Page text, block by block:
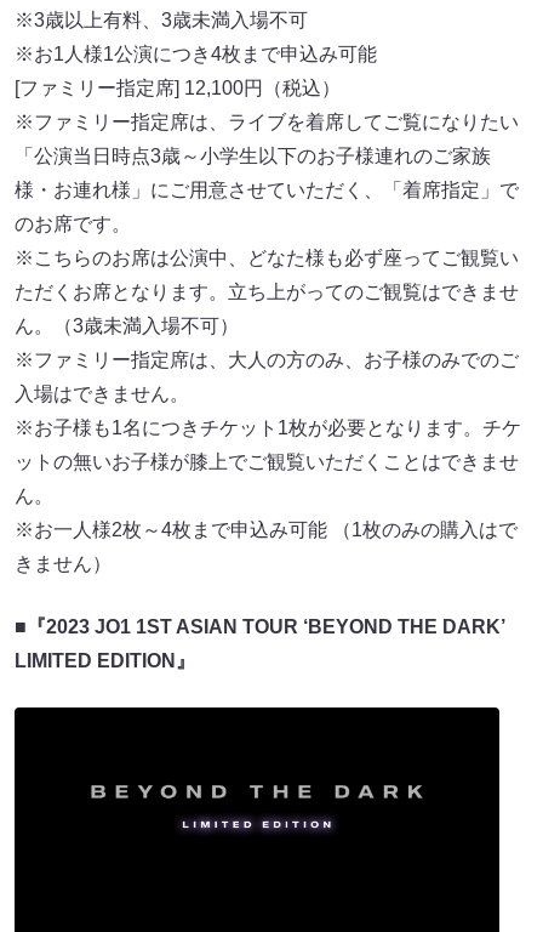
※3歳以上有料、3歳未満入場不可
※お1人様1公演につき4枚まで申込み可能
[ファミリー指定席] 12,100円（税込）
※ファミリー指定席は、ライブを着席してご覧になりたい
「公演当日時点3歳～小学生以下のお子様連れのご家族
様・お連れ様」にご用意させていただく、「着席指定」で
のお席です。
※こちらのお席は公演中、どなた様も必ず座ってご観覧い
ただくお席となります。立ち上がってのご観覧はできませ
ん。（3歳未満入場不可）
※ファミリー指定席は、大人の方のみ、お子様のみでのご
入場はできません。
※お子様も1名につきチケット1枚が必要となります。チケ
ットの無いお子様が膝上でご観覧いただくことはできませ
ん。
※お一人様2枚～4枚まで申込み可能 （1枚のみの購入はで
きません）
■『2023 JO1 1ST ASIAN TOUR ‘BEYOND THE DARK’
LIMITED EDITION』